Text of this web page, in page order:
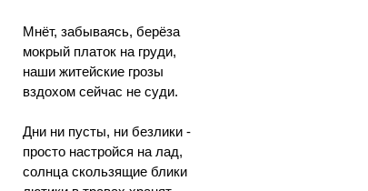
Мнёт, забываясь, берёза
мокрый платок на груди,
наши житейские грозы
вздохом сейчас не суди.
Дни ни пусты, ни безлики -
просто настройся на лад,
солнца скользящие блики